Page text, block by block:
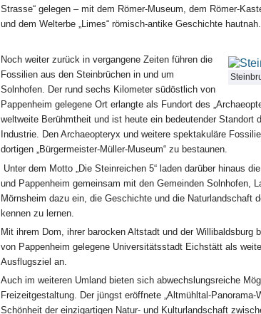
Strasse“ gelegen – mit dem Römer-Museum, dem Römer-
und dem Welterbe „Limes“ römisch-antike Geschichte hautnah.
Noch weiter zurück in vergangene Zeiten führen die
Fossilien aus den Steinbrüchen in und um
Solnhofen. Der rund sechs Kilometer südöstlich von
Pappenheim gelegene Ort erlangte als Fundort des
weltweite Berühmtheit und ist heute ein bedeutender Standort
Industrie. Den Archaeopteryx und weitere spektakuläre
dortigen „Bürgermeister-Müller-Museum“ zu bestaunen.
Unter dem Motto „Die Steinreichen 5“ laden darüber hinaus
und Pappenheim gemeinsam mit den Gemeinden Solnhofen,
Mörnsheim dazu ein, die Geschichte und die Naturlandschaft
kennen zu lernen.
Mit ihrem Dom, ihrer barocken Altstadt und der Willibaldsburg
von Pappenheim gelegene Universitätsstadt Eichstätt als
Ausflugsziel an.
Auch im weiteren Umland bieten sich abwechslungsreiche
Freizeitgestaltung. Der jüngst eröffnete „Altmühltal-Panorama-
Schönheit der einzigartigen Natur- und Kulturlandschaft